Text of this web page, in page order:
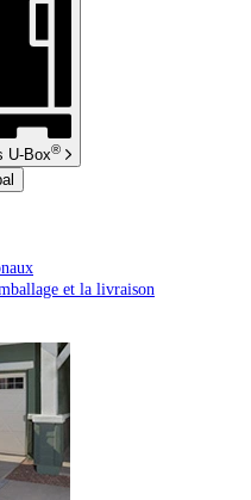
U-Box®
et la livraison